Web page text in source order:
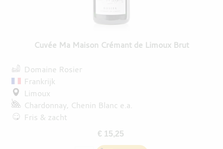
Cuvée Ma Maison Crémant de Limoux Brut
Domaine Rosier
Frankrijk
Limoux
Chardonnay Chenin Blanc e.a.
Fris & zacht
€ 15,25